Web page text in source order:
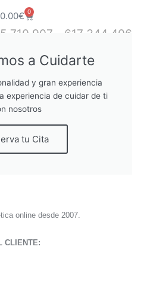
0.00€ 0 Carrito
710 907 - 617 344 406
I
n
s
t
a
m
a Cuidarte
y gran experiencia
experiencia de cuidar de ti
nosotros
tu Cita
I
s
t
a
m
online desde 2007.
CLIENTE: